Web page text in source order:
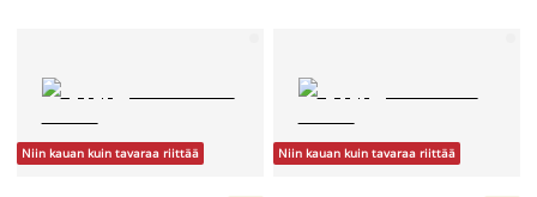
Niin kauan kuin tavaraa riittää Niin kauan kuin tavaraa riittää